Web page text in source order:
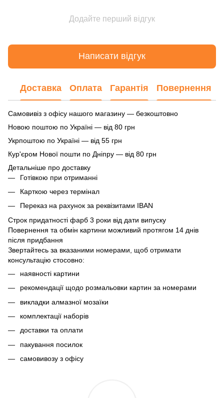
Додайте перший відгук
Написати відгук
Доставка Оплата Гарантія Повернення
Самовивіз з офісу нашого магазину — безкоштовно
Новою поштою по Україні — від 80 грн
Укрпоштою по Україні — від 55 грн
Кур'єром Нової пошти по Дніпру — від 80 грн
Детальніше про доставку
Готівкою при отриманні
Карткою через термінал
Переказ на рахунок за реквізитами IBAN
Строк придатності фарб 3 роки від дати випуску
Повернення та обмін картини можливий протягом 14 днів
після придбання
Звертайтесь за вказаними номерами, щоб отримати
консультацію стосовно:
наявності картини
рекомендації щодо розмальовки картин за номерами
викладки алмазної мозаїки
комплектації наборів
доставки та оплати
пакування посилок
самовивозу з офісу